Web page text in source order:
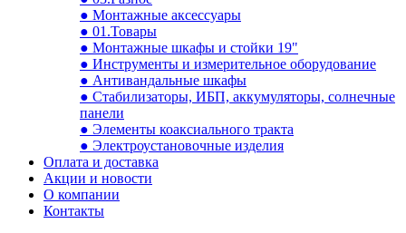
● Монтажные аксессуары
● 01.Товары
● Монтажные шкафы и стойки 19"
● Инструменты и измерительное оборудование
● Антивандальные шкафы
● Стабилизаторы, ИБП, аккумуляторы, солнечные
панели
● Элементы коаксиального тракта
● Электроустановочные изделия
Оплата и доставка
Акции и новости
О компании
Контакты